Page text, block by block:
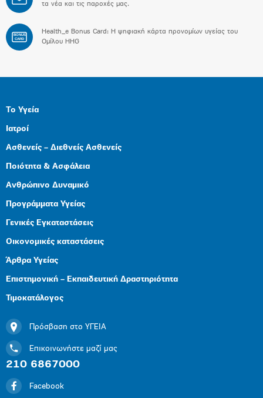
τα νέα και τις παροχές μας.
BONUS
CARD
Health_e Bonus Card: H ψηφιακή κάρτα προνομίων υγείας του
Ομίλου HHG
Το Υγεία
Ιατροί
Ασθενείς – Διεθνείς Ασθενείς
Ποιότητα & Ασφάλεια
Ανθρώπινο Δυναμικό
Προγράμματα Υγείας
Γενικές Εγκαταστάσεις
Οικονομικές καταστάσεις
Άρθρα Υγείας
Επιστημονική – Εκπαιδευτική Δραστηριότητα
Τιμοκατάλογος
Πρόσβαση στο ΥΓΕΙΑ
Επικοινωνήστε μαζί μας
210 6867000
Facebook